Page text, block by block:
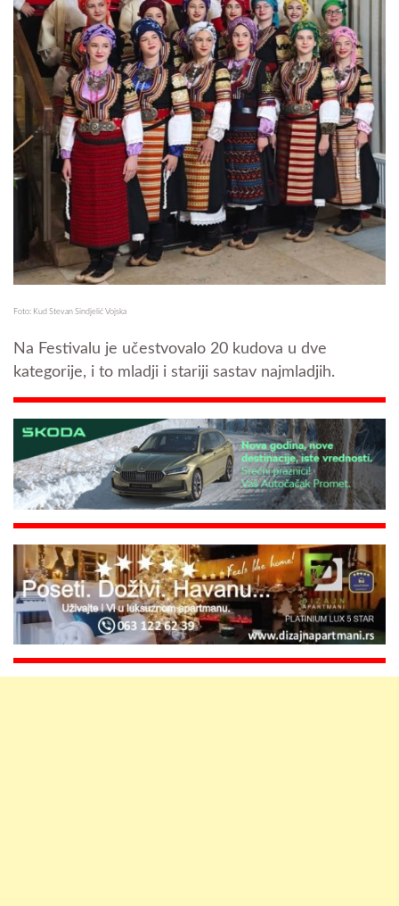
Foto: Kud Stevan Sindjelić Vojska
Na Festivalu je učestvovalo 20 kudova u dve
kategorije, i to mladji i stariji sastav najmladjih.